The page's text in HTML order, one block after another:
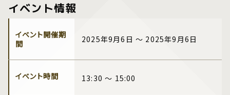
イベント情報
イベント開催期
間
2025年9月6日 ～ 2025年9月6日
イベント時間 13:30 ～ 15:00